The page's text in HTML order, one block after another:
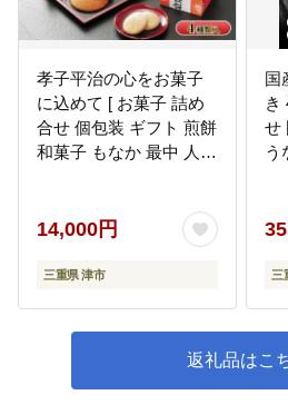
一志
実に
（寄
50％
活用し
青山
活用
額の
ます。
孝子平治の心をお菓子
に込めて [ お菓子 詰め
合せ 個包装 ギフト 煎餅
和菓子 もなか 最中 人気
14,000円
三重県 津市
国
き
せ
う
焼
三
返礼品はこ